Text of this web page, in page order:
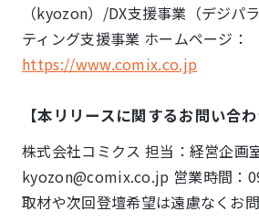
（kyozon）/DX支援事業（デジパ
ティング支援事業 ホームページ：
https://www.comix.co.jp
【本リリースに関するお問い合わ
株式会社コミクス 担当：経営企画
kyozon@comix.co.jp 営業時間：
取材や次回登壇希望は遠慮なくお